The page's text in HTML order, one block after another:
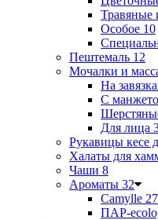
Травяные
Особое 10
Пештемаль 12
Мочалки и
На
С
Для лица
Рукавицы кесе
Халаты для
Чаши 8
Ароматы 32
Camylle 27
ПАР-